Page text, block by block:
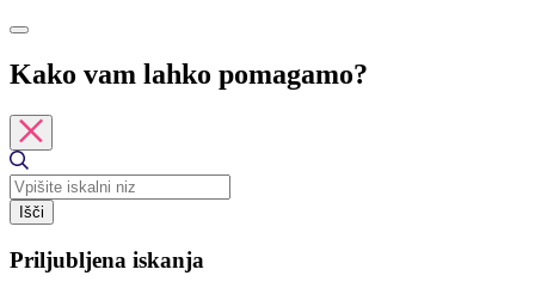
Kako vam lahko pomagamo?
Išči
Priljubljena iskanja